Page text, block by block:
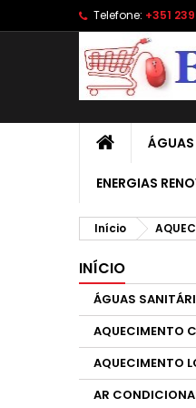
Telefone: +351
ENERGIAS
Início
INÍCIO
ÁGUAS
AQUECIMENTO
AQUECIMENTO
AR